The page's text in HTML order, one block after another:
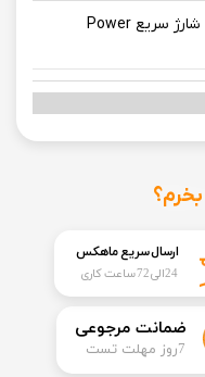
پشتیبانی از فناوری شارژ سریع Power
بخرم؟
​ضمانت مرجوعی
​7روز مهلت تست
ارسال سریع ماهکس
24الی72 ساعت کاری